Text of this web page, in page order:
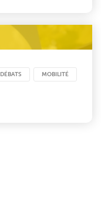
DÉBATS MOBILITÉ